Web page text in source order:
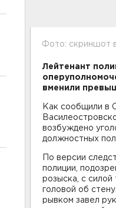
Фото: скриншот
Лейтенант
вменили
Как сообщили в
возбуждено
должностных
По версии
полиции,
розыска, с силой
головой об
рывком завел